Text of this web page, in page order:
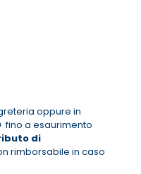
oppure in
fino a esaurimento
di
rimborsabile in caso